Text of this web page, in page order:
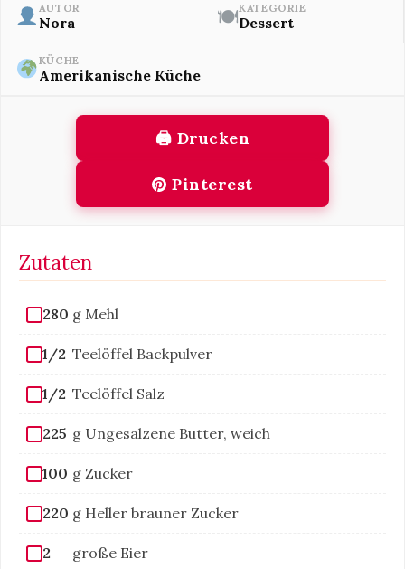
AUTOR
Nora 🍽KATEGORIE
Dessert
KÜCHE
Amerikanische Küche
🖨 Drucken
Pinterest
Zutaten
280 g Mehl
1/2 Teelöffel Backpulver
1/2 Teelöffel Salz
225 g Ungesalzene Butter, weich
100 g Zucker
220 g Heller brauner Zucker
2 große Eier